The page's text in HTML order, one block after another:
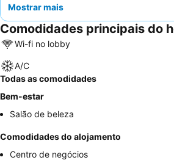
Mostrar mais
Comodidades principais do
Wi-fi no lobby
A/C
Todas as comodidades
Bem-estar
Salão de beleza
Comodidades do alojamento
Centro de negócios